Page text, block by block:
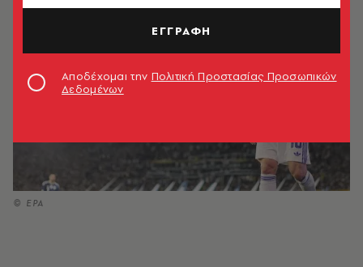
© EPA
ΕΓΓΡΑΦΗ
Αποδέχομαι την Πολιτική Προστασίας Προσωπικών
Δεδομένων